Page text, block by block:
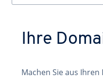
Ihre
Machen Sie aus